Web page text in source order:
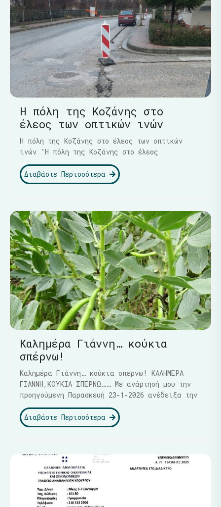
Η πόλη της Κοζάνης στο
έλεος των οπτικών ινών
Η πόλη της Κοζάνης στο έλεος των οπτικών
ινών "Η πόλη της Κοζάνης στο έλεος
Διαβάστε Περισσότερα
Καλημέρα Γιάννη… κούκια
σπέρνω!
Καλημέρα Γιάννη… κούκια σπέρνω! ΚΑΛΗΜΕΡΑ
ΓΙΑΝΝΗ,ΚΟΥΚΙΑ ΣΠΕΡΝΩ…… Με ανάρτησή μου την
προηγούμενη Παρασκευή 23-1-2026 ανέδειξα την
Διαβάστε Περισσότερα